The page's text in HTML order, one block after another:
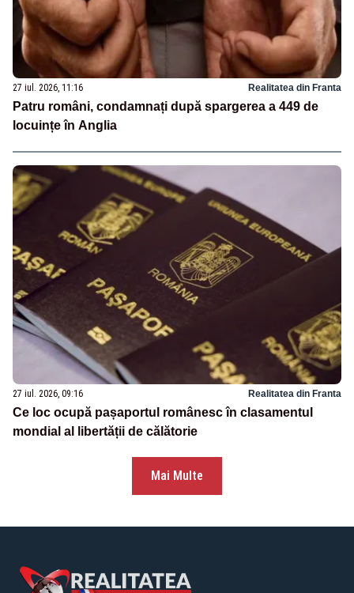
27 iul. 2026, 11:16 Realitatea din Franta
Patru români, condamnați după spargerea a 449 de
locuințe în Anglia
27 iul. 2026, 09:16 Realitatea din Franta
Ce loc ocupă pașaportul românesc în clasamentul
mondial al libertății de călătorie
Mai Multe